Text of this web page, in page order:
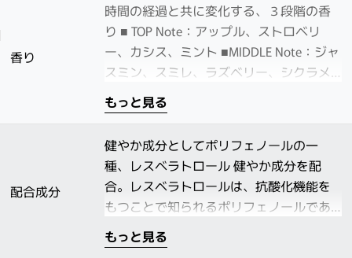
香り
時間の経過と共に変化する、３段階の香
り ■ TOP Note：アップル、ストロベリ
ー、カシス、ミント ■MIDDLE Note：ジャ
スミン、スミレ、ラズベリー、シクラメ
ン ■LAST Note：バニラ、サンダルウッ
ド、キャラメル、ホワイトムスク
もっと見る
配合成分
健やか成分としてポリフェノールの一
種、レスベラトロール 健やか成分を配
合。レスベラトロールは、抗酸化機能を
もつことで知られるポリフェノールであ
り、肌を守ることはスキンケアなどでよ
く知られている。
もっと見る